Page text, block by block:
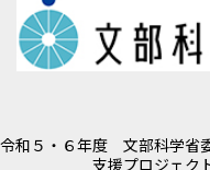
令和５・６年度 文部科学省
支援プロジェク